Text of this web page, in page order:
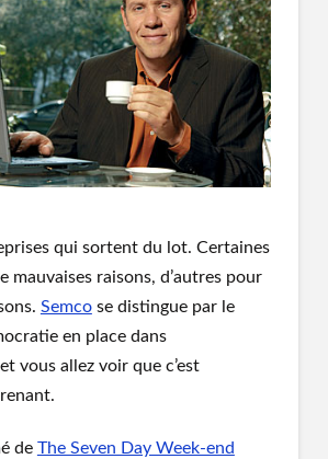
qui sortent du lot. Certaines
mauvaises raisons, d’autres pour
Semcose distingue par le
en place dans
vous allez voir que c’est
de The Seven Day Week-end